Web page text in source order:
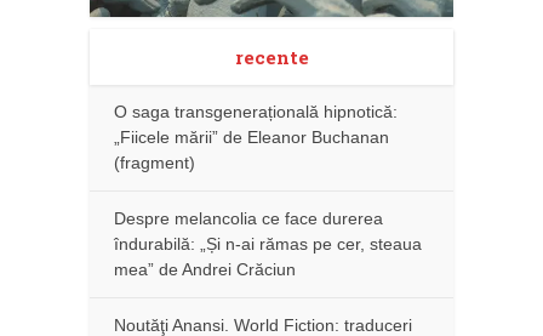
recente
O saga transgenerațională hipnotică:
„Fiicele mării” de Eleanor Buchanan
(fragment)
Despre melancolia ce face durerea
îndurabilă: „Și n-ai rămas pe cer, steaua
mea” de Andrei Crăciun
Noutăţi Anansi. World Fiction: traduceri